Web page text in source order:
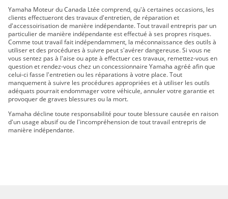
Yamaha Moteur du Canada Ltée comprend, qu'à certaines occasions, les
clients effectueront des travaux d'entretien, de réparation et
d'accessoirisation de manière indépendante. Tout travail entrepris par un
particulier de manière indépendante est effectué à ses propres risques.
Comme tout travail fait indépendamment, la méconnaissance des outils à
utiliser et des procédures à suivre peut s'avérer dangereuse. Si vous ne
vous sentez pas à l'aise ou apte à effectuer ces travaux, remettez-vous en
question et rendez-vous chez un concessionnaire Yamaha agréé afin que
celui-ci fasse l'entretien ou les réparations à votre place. Tout
manquement à suivre les procédures appropriées et à utiliser les outils
adéquats pourrait endommager votre véhicule, annuler votre garantie et
provoquer de graves blessures ou la mort.
Yamaha décline toute responsabilité pour toute blessure causée en raison
d'un usage abusif ou de l'incompréhension de tout travail entrepris de
manière indépendante.